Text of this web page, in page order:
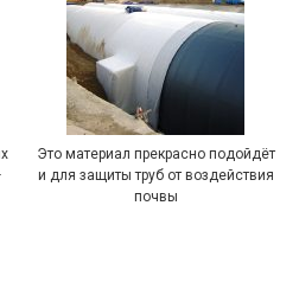
Это материал прекрасно подойдёт
и для защиты труб от воздействия
почвы